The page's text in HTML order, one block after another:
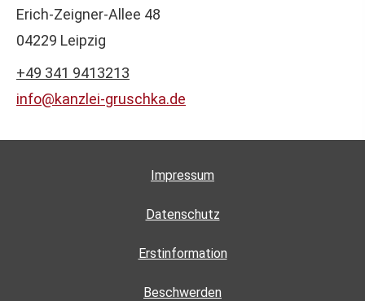
Erich-Zeigner-Allee 48
04229 Leipzig
+49 341 9413213
info@kanzlei-gruschka.de
Impressum
Datenschutz
Erstinformation
Beschwerden